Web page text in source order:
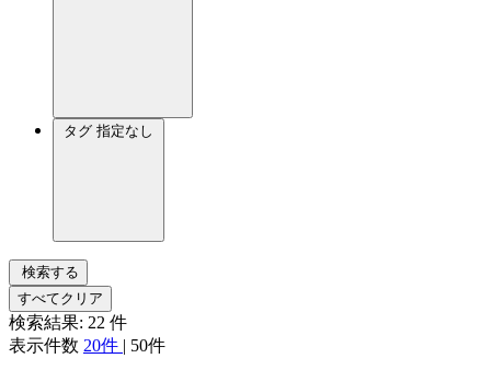
タグ 指定なし
検索する
すべてクリア
検索結果: 22 件
表示件数 20件 | 50件